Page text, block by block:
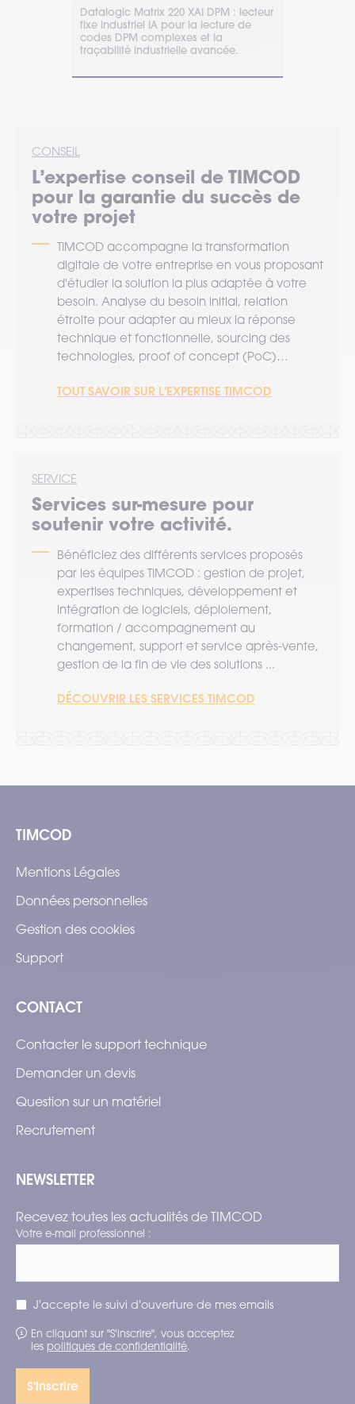
Datalogic Matrix 220 XAI DPM : lecteur
fixe industriel IA pour la lecture de
codes DPM complexes et la
traçabilité industrielle avancée.
CONSEIL
L’expertise conseil de TIMCOD
pour la garantie du succès de
votre projet
TIMCOD accompagne la transformation
digitale de votre entreprise en vous proposant
d'étudier la solution la plus adaptée à votre
besoin. Analyse du besoin initial, relation
étroite pour adapter au mieux la réponse
technique et fonctionnelle, sourcing des
technologies, proof of concept (PoC)…
TOUT SAVOIR SUR L'EXPERTISE TIMCOD
SERVICE
Services sur-mesure pour
soutenir votre activité.
Bénéficiez des différents services proposés
par les équipes TIMCOD : gestion de projet,
expertises techniques, développement et
intégration de logiciels, déploiement,
formation / accompagnement au
changement, support et service après-vente,
gestion de la fin de vie des solutions ...
DÉCOUVRIR LES SERVICES TIMCOD
TIMCOD
Mentions Légales
Données personnelles
Gestion des cookies
Support
CONTACT
Contacter le support technique
Demander un devis
Question sur un matériel
Recrutement
NEWSLETTER
Recevez toutes les actualités de TIMCOD
Votre e-mail professionnel :
J'accepte le suivi d'ouverture de mes emails
En cliquant sur "S'inscrire", vous acceptez
les politiques de confidentialité.